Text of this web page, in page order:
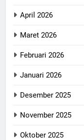
April 2026
Maret 2026
Februari 2026
Januari 2026
Desember 2025
November 2025
Oktober 2025